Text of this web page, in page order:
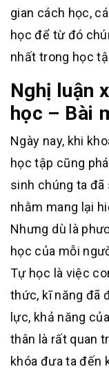
gian cách học,
học để từ đó
nhất trong học
Nghị luận
học – Bài
Ngày nay, khi
học tập cũng
sinh chúng ta
nhằm mang lại
Nhưng dù là
học của mỗi
Tự học là việc
thức, kĩ năng đã
lực, khả năng
thân là rất quan
khóa đưa ta đến